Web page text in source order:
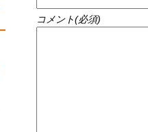
コメント(必須)